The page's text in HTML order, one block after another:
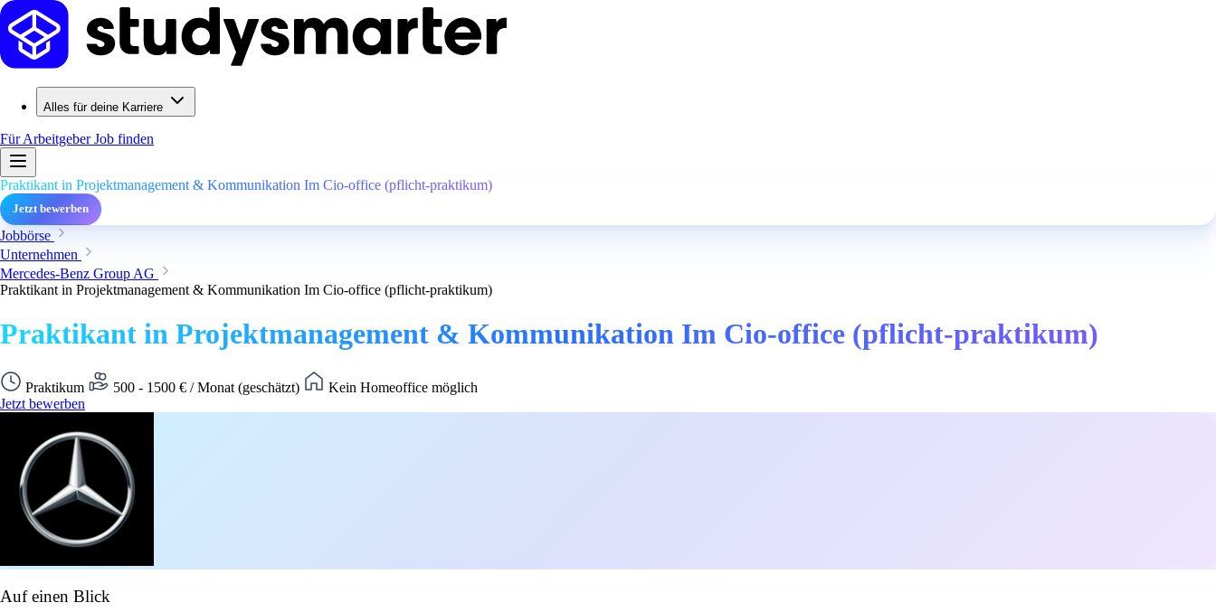
Alles für deine Karriere
Für ArbeitgeberJob finden
Praktikant in Projektmanagement & Kommunikation Im Cio-office (pflicht-praktikum)
Jetzt bewerben
Jobbörse
Unternehmen
Mercedes-Benz Group AG
Praktikant in Projektmanagement & Kommunikation Im Cio-office (pflicht-praktikum)
Praktikant in Projektmanagement & Kommunikation Im Cio-office (pflicht-praktikum)
Praktikum 500 - 1500 € / Monat (geschätzt)
Kein Homeoffice möglich
Jetzt bewerben
Auf einen Blick